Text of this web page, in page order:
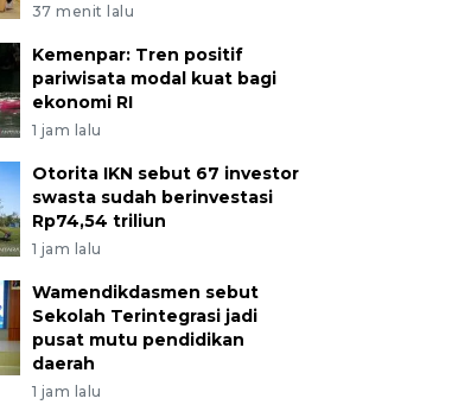
37 menit lalu
Kemenpar: Tren positif
pariwisata modal kuat bagi
ekonomi RI
1 jam lalu
Otorita IKN sebut 67 investor
swasta sudah berinvestasi
Rp74,54 triliun
1 jam lalu
Wamendikdasmen sebut
Sekolah Terintegrasi jadi
pusat mutu pendidikan
daerah
1 jam lalu